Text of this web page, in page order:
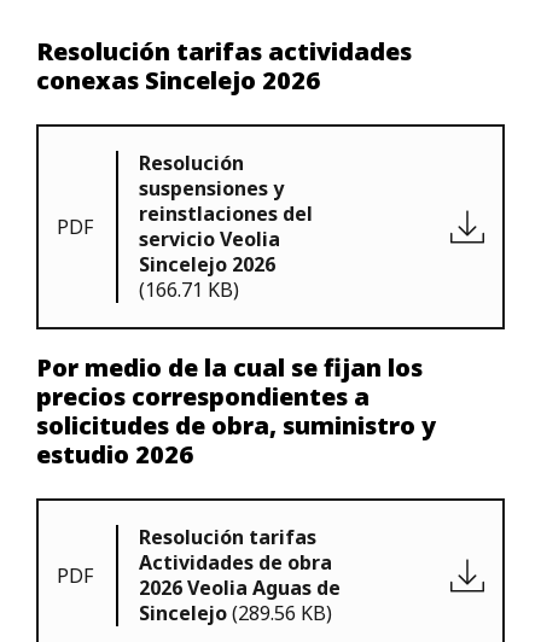
Resolución tarifas actividades
conexas Sincelejo 2026
PDF
Resolución
suspensiones y
reinstlaciones del
servicio Veolia
Sincelejo 2026
(166.71 KB)
Por medio de la cual se fijan los
precios correspondientes a
solicitudes de obra, suministro y
estudio 2026
PDF
Resolución tarifas
Actividades de obra
2026 Veolia Aguas de
Sincelejo(289.56 KB)